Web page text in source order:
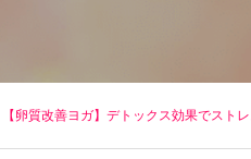
【卵質改善ヨガ】デトックス効果でストレ